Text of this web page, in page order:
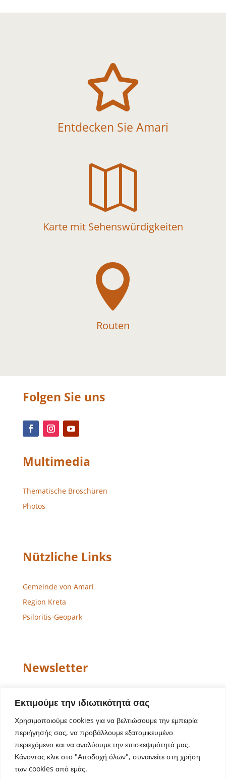
Εκτιμούμε την ιδιωτικότητά σας
Χρησιμοποιούμε cookies για να βελτιώσουμε την εμπειρία
περιήγησής σας, να προβάλλουμε εξατομικευμένο
περιεχόμενο και να αναλύουμε την επισκεψιμότητά μας.
Κάνοντας κλικ στο "Αποδοχή όλων", συναινείτε στη χρήση
των cookies από εμάς.

Entdecken Sie Amari

Karte mit Sehenswürdigkeiten

Routen
Folgen Sie uns
Multimedia
Thematische Broschüren
Photos
Nützliche Links
Gemeinde von Amari
Region Kreta
Psiloritis-Geopark
Newsletter